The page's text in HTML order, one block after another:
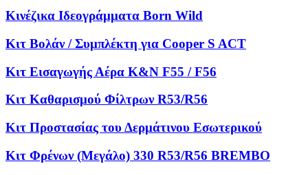
Κινέζικα Ιδεογράμματα Born Wild
Κιτ Βολάν / Συμπλέκτη για Cooper S ACT
Κιτ Εισαγωγής Αέρα K&N F55 / F56
Κιτ Καθαρισμού Φίλτρων R53/R56
Κιτ Προστασίας του Δερμάτινου Εσωτερικού
Κιτ Φρένων (Μεγάλο) 330 R53/R56 BREMBO